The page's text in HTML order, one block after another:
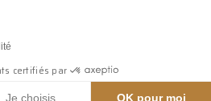
certifiés par
Je choisis OK pour moi
|Modes de paiement|